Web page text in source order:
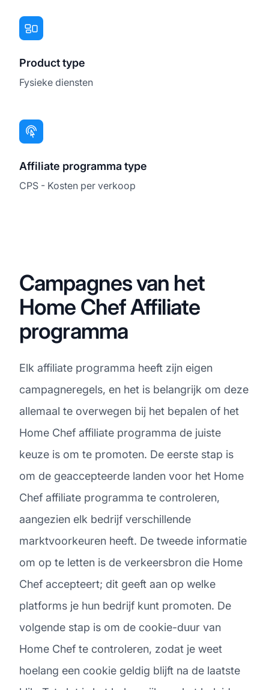
Product type
Fysieke diensten
Affiliate programma type
CPS - Kosten per verkoop
Campagnes van het
Home Chef Affiliate
programma
Elk affiliate programma heeft zijn eigen
campagneregels, en het is belangrijk om deze
allemaal te overwegen bij het bepalen of het
Home Chef affiliate programma de juiste
keuze is om te promoten. De eerste stap is
om de geaccepteerde landen voor het Home
Chef affiliate programma te controleren,
aangezien elk bedrijf verschillende
marktvoorkeuren heeft. De tweede informatie
om op te letten is de verkeersbron die Home
Chef accepteert; dit geeft aan op welke
platforms je hun bedrijf kunt promoten. De
volgende stap is om de cookie-duur van
Home Chef te controleren, zodat je weet
hoelang een cookie geldig blijft na de laatste